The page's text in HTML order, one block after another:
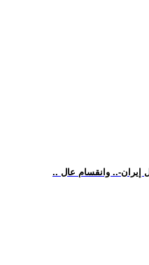
إيران-.. وانقسام عال